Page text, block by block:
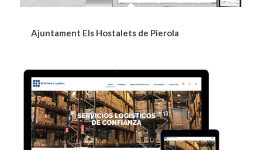
Ajuntament Els Hostalets de Pierola